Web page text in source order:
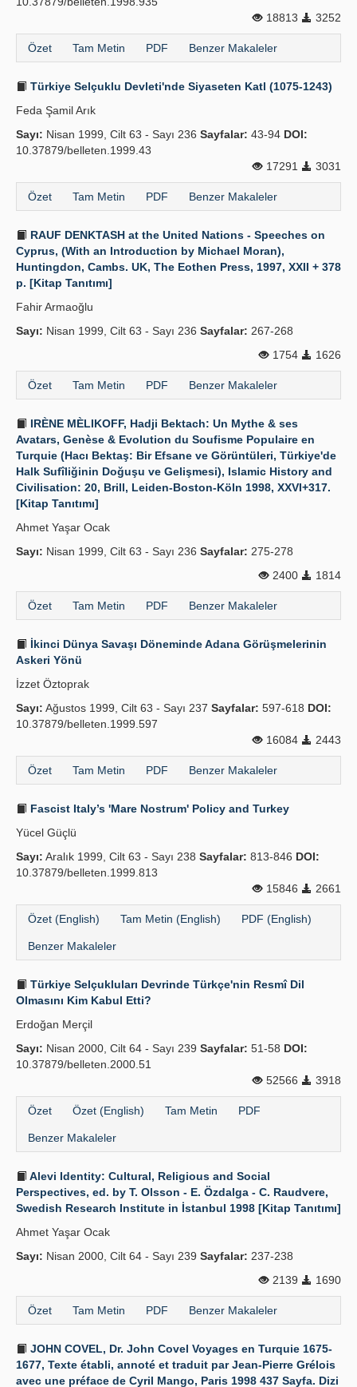
18813
3252
Özet Tam Metin PDF Benzer Makaleler
Türkiye Selçuklu Devleti'nde Siyaseten Katl (1075-1243)
Feda Şamil Arık
Sayı: Nisan 1999, Cilt 63 - Sayı 236 Sayfalar: 43-94 DOI:
10.37879/belleten.1999.43
17291
3031
Özet Tam Metin PDF Benzer Makaleler
RAUF DENKTASH at the United Nations - Speeches on
Cyprus, (With an Introduction by Michael Moran),
Huntingdon, Cambs. UK, The Eothen Press, 1997, XXII + 378
p. [Kitap Tanıtımı]
Fahir Armaoğlu
Sayı: Nisan 1999, Cilt 63 - Sayı 236 Sayfalar: 267-268
1754
1626
Özet Tam Metin PDF Benzer Makaleler
IRÈNE MÈLIKOFF, Hadji Bektach: Un Mythe & ses
Avatars, Genèse & Evolution du Soufisme Populaire en
Turquie (Hacı Bektaş: Bir Efsane ve Görüntüleri, Türkiye'de
Halk Sufîliğinin Doğuşu ve Gelişmesi), Islamic History and
Civilisation: 20, Brill, Leiden-Boston-Köln 1998, XXVI+317.
[Kitap Tanıtımı]
Ahmet Yaşar Ocak
Sayı: Nisan 1999, Cilt 63 - Sayı 236 Sayfalar: 275-278
2400
1814
Özet Tam Metin PDF Benzer Makaleler
İkinci Dünya Savaşı Döneminde Adana Görüşmelerinin
Askeri Yönü
İzzet Öztoprak
Sayı: Ağustos 1999, Cilt 63 - Sayı 237 Sayfalar: 597-618 DOI:
10.37879/belleten.1999.597
16084
2443
Özet Tam Metin PDF Benzer Makaleler
Fascist Italy’s 'Mare Nostrum' Policy and Turkey
Yücel Güçlü
Sayı: Aralık 1999, Cilt 63 - Sayı 238 Sayfalar: 813-846 DOI:
10.37879/belleten.1999.813
15846
2661
Özet (English) Tam Metin (English) PDF (English)
Benzer Makaleler
Türkiye Selçukluları Devrinde Türkçe'nin Resmî Dil
Olmasını Kim Kabul Etti?
Erdoğan Merçil
Sayı: Nisan 2000, Cilt 64 - Sayı 239 Sayfalar: 51-58 DOI:
10.37879/belleten.2000.51
52566
3918
Özet Özet (English) Tam Metin PDF
Benzer Makaleler
Alevi Identity: Cultural, Religious and Social
Perspectives, ed. by T. Olsson - E. Özdalga - C. Raudvere,
Swedish Research Institute in İstanbul 1998 [Kitap Tanıtımı]
Ahmet Yaşar Ocak
Sayı: Nisan 2000, Cilt 64 - Sayı 239 Sayfalar: 237-238
2139
1690
Özet Tam Metin PDF Benzer Makaleler
JOHN COVEL, Dr. John Covel Voyages en Turquie 1675-
1677, Texte établi, annoté et traduit par Jean-Pierre Grélois
avec une préface de Cyril Mango, Paris 1998 437 Sayfa. Dizi